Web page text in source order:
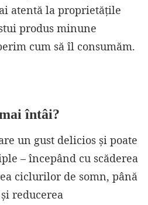
atentă la proprietățile
produs minune
cum să îl consumăm.
întâi?
un gust delicios și poate
– începând cu scăderea
ciclurilor de somn, până
reducerea